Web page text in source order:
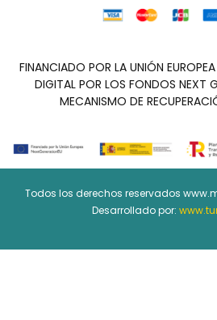
FINANCIADO POR LA UNIÓN
DIGITAL POR LOS FONDOS NEXT
MECANISMO DE
Todos los derechos reservados
Desarrollado por: